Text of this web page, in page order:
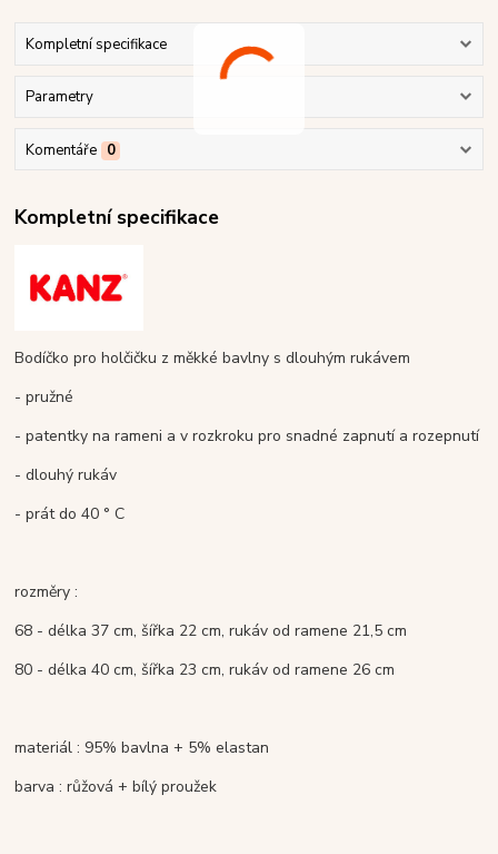
Kompletní specifikace
Parametry
Komentáře 0
Kompletní specifikace
Bodíčko pro holčičku z měkké bavlny s dlouhým rukávem
- pružné
- patentky na rameni a v rozkroku pro snadné zapnutí a rozepnutí
- dlouhý rukáv
- prát do 40 ° C
rozměry :
68 - délka 37 cm, šířka 22 cm, rukáv od ramene 21,5 cm
80 - délka 40 cm, šířka 23 cm, rukáv od ramene 26 cm
materiál : 95% bavlna + 5% elastan
barva : růžová + bílý proužek